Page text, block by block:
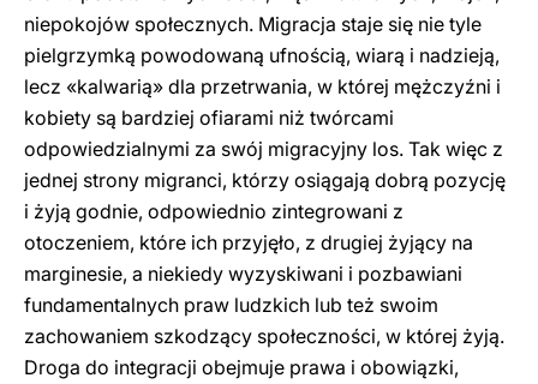
niepokojów społecznych. Migracja staje się nie tyle
pielgrzymką powodowaną ufnością, wiarą i nadzieją,
lecz «kalwarią» dla przetrwania, w której mężczyźni i
kobiety są bardziej ofiarami niż twórcami
odpowiedzialnymi za swój migracyjny los. Tak więc z
jednej strony migranci, którzy osiągają dobrą pozycję
i żyją godnie, odpowiednio zintegrowani z
otoczeniem, które ich przyjęło, z drugiej żyjący na
marginesie, a niekiedy wyzyskiwani i pozbawiani
fundamentalnych praw ludzkich lub też swoim
zachowaniem szkodzący społeczności, w której żyją.
Droga do integracji obejmuje prawa i obowiązki,